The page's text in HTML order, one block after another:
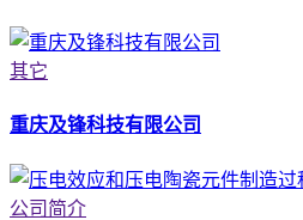
其它
重庆及锋科技有限公司
公司简介